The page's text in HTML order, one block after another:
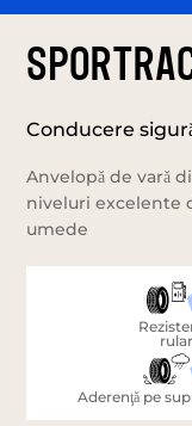
Conducere
Anvelopă de vară
niveluri excelente
umede
Aderenţă pe